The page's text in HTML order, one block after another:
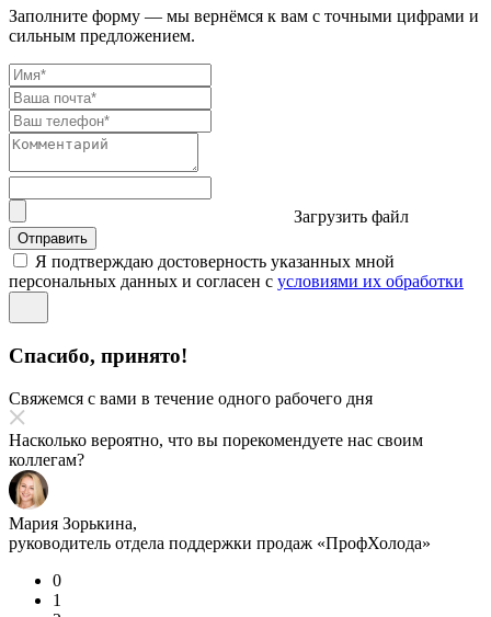
Заполните форму — мы вернёмся к вам с точными цифрами и
сильным предложением.
Загрузить файл
Отправить
Я подтверждаю достоверность указанных мной
персональных данных и согласен с условиями их обработки
Спасибо, принято!
Свяжемся с вами в течение одного рабочего дня
Насколько вероятно, что вы порекомендуете нас своим
коллегам?
Мария Зорькина,
руководитель отдела поддержки продаж «ПрофХолода»
0
1